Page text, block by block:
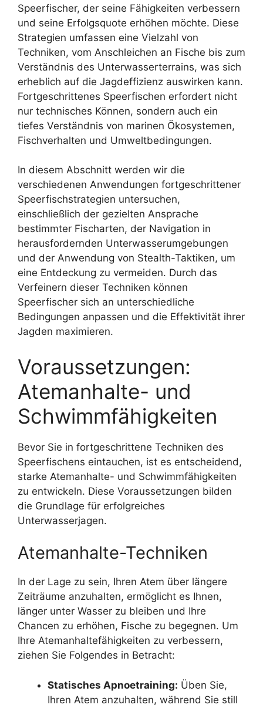
Speerfischer, der seine Fähigkeiten verbessern
und seine Erfolgsquote erhöhen möchte. Diese
Strategien umfassen eine Vielzahl von
Techniken, vom Anschleichen an Fische bis zum
Verständnis des Unterwasserterrains, was sich
erheblich auf die Jagdeffizienz auswirken kann.
Fortgeschrittenes Speerfischen erfordert nicht
nur technisches Können, sondern auch ein
tiefes Verständnis von marinen Ökosystemen,
Fischverhalten und Umweltbedingungen.
In diesem Abschnitt werden wir die
verschiedenen Anwendungen fortgeschrittener
Speerfischstrategien untersuchen,
einschließlich der gezielten Ansprache
bestimmter Fischarten, der Navigation in
herausfordernden Unterwasserumgebungen
und der Anwendung von Stealth-Taktiken, um
eine Entdeckung zu vermeiden. Durch das
Verfeinern dieser Techniken können
Speerfischer sich an unterschiedliche
Bedingungen anpassen und die Effektivität ihrer
Jagden maximieren.
Voraussetzungen:
Atemanhalte- und
Schwimmfähigkeiten
Bevor Sie in fortgeschrittene Techniken des
Speerfischens eintauchen, ist es entscheidend,
starke Atemanhalte- und Schwimmfähigkeiten
zu entwickeln. Diese Voraussetzungen bilden
die Grundlage für erfolgreiches
Unterwasserjagen.
Atemanhalte-Techniken
In der Lage zu sein, Ihren Atem über längere
Zeiträume anzuhalten, ermöglicht es Ihnen,
länger unter Wasser zu bleiben und Ihre
Chancen zu erhöhen, Fische zu begegnen. Um
Ihre Atemanhaltefähigkeiten zu verbessern,
ziehen Sie Folgendes in Betracht:
Statisches Apnoetraining: Üben Sie,
Ihren Atem anzuhalten, während Sie still